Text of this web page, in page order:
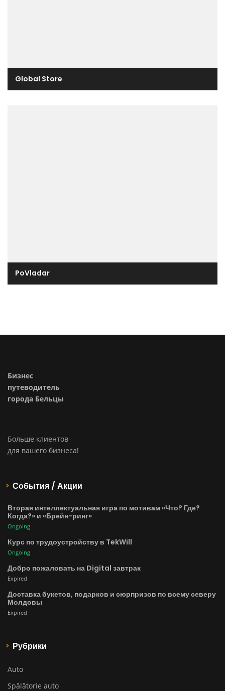
Global Store
PoVladar
Бизнес
путеводитель
города Бельцы
Больше клиентов
для вашего бизнеса!
События / Акции
Вторая интеллектуальная игра по мотивам «Что? Где?
Когда?» и «Брейн-ринг»
Ongoing
Курс по трудоустройству в TekWill
Ongoing
Добро пожаловать на Digital завтрак
Expired
Доставка букетов, подарков и сюрпризов по всему северу
Молдовы
Expired
Рубрики
Auto
Spălătorie auto